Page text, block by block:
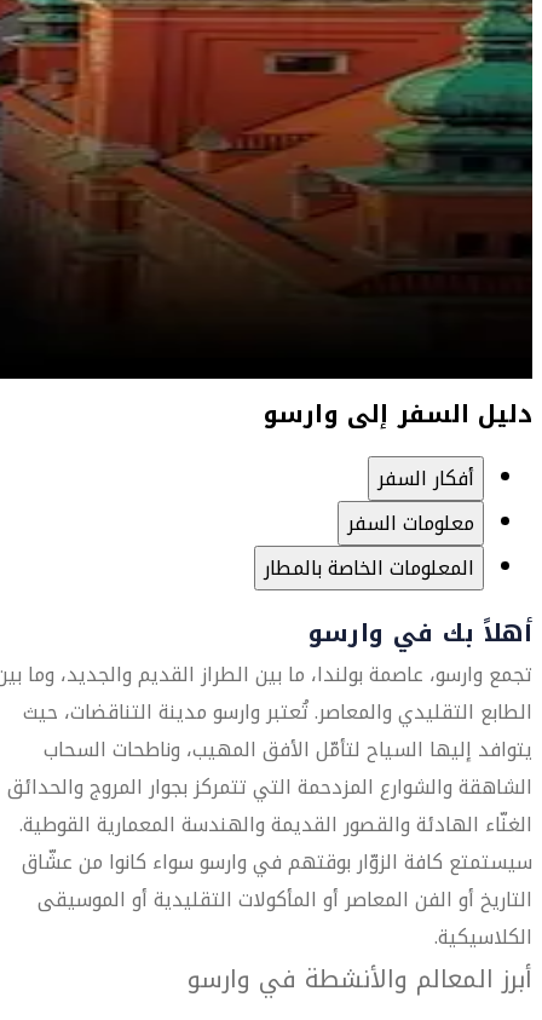
دليل السفر إلى وارسو
أفكار السفر
معلومات السفر
المعلومات الخاصة بالمطار
أهلاً بك في وارسو
تجمع وارسو، عاصمة بولندا، ما بين الطراز القديم والجديد، وما
الطابع التقليدي والمعاصر. تُعتبر وارسو مدينة التناقضات، حيث
يتوافد إليها السياح لتأمّل الأفق المهيب، وناطحات السحاب
الشاهقة والشوارع المزدحمة التي تتمركز بجوار المروج والحدائق
الغنّاء الهادئة والقصور القديمة والهندسة المعمارية القوطية.
سيستمتع كافة الزوّار بوقتهم في وارسو سواء كانوا من عشّاق
التاريخ أو الفن المعاصر أو المأكولات التقليدية أو الموسيقى
الكلاسيكية.
أبرز المعالم والأنشطة في وارسو